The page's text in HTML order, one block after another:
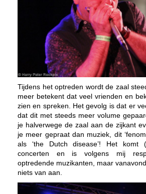
Tijdens het optreden wordt de zaal
meer betekent dat veel vrienden en
zien en spreken. Het gevolg is dat er
dat dit met steeds meer volume
je halverwege de zaal aan de zijkant
je meer gepraat dan muziek, dit
als ‘the Dutch disease’! Het
concerten en is volgens mij
optredende muzikanten, maar
niets van aan.